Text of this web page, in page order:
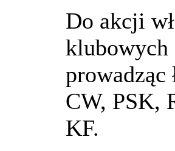
Do akcji
klubowych
prowadząc
CW, PSK,
KF.